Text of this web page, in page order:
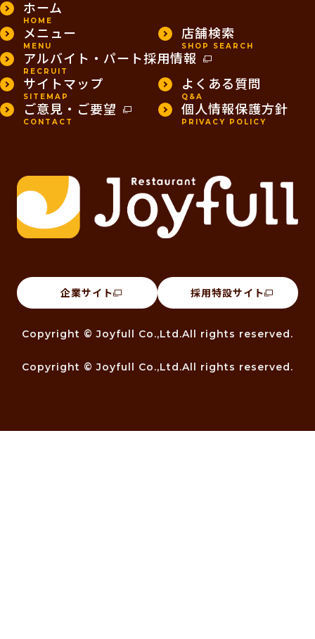
ホーム
HOME
メニュー
MENU
店舗検索
SHOP SEARCH
アルバイト・パート採用情報
RECRUIT
サイトマップ
SITEMAP
よくある質問
Q&A
ご意見・ご要望
CONTACT
個人情報保護方針
PRIVACY POLICY
企業サイト 採用特設サイト
Copyright © Joyfull Co.,Ltd.All rights reserved.
Copyright © Joyfull Co.,Ltd.All rights reserved.